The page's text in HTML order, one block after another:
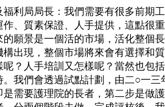
福利局局長：我們需要有很多前期
作、質素保證、人手提供，這點很
的願景是一個活的市場，活化整個
構出現，整個市場將來會有選擇和
呢？人手培訓又怎樣呢？當然也包
。我們會透過試點計劃，由二○一
是需要護理院的長者，第二步是做